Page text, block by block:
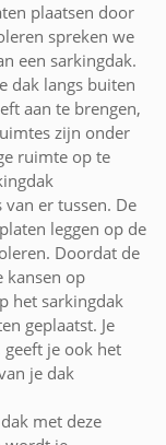
plaatsen door
spreken we
een sarkingdak.
dak langs buiten
aan te brengen,
zijn onder
ruimte op te
er tussen. De
leggen op de
Doordat de
kansen op
het sarkingdak
geplaatst. Je
je ook het
je dak
met deze